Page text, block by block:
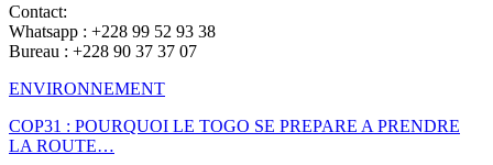
Contact:
Whatsapp : +228 99 52 93 38
Bureau : +228 90 37 37 07
ENVIRONNEMENT
COP31 : POURQUOI LE TOGO SE PREPARE A PRENDRE
LA ROUTE…